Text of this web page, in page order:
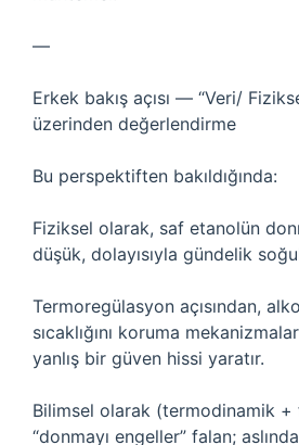
—
Erkek bakış açısı — “Veri/
üzerinden değerlendirme
Bu perspektiften bakıldığında:
Fiziksel olarak, saf etanolün
düşük, dolayısıyla gündelik
Termoregülasyon açısından,
sıcaklığını koruma
yanlış bir güven hissi yaratır.
Bilimsel olarak (termodinamik
“donmayı engeller” falan;